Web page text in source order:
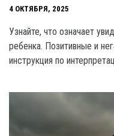
4 ОКТЯБРЯ, 2025
Узнайте, что означает
ребенка. Позитивные и
инструкция по